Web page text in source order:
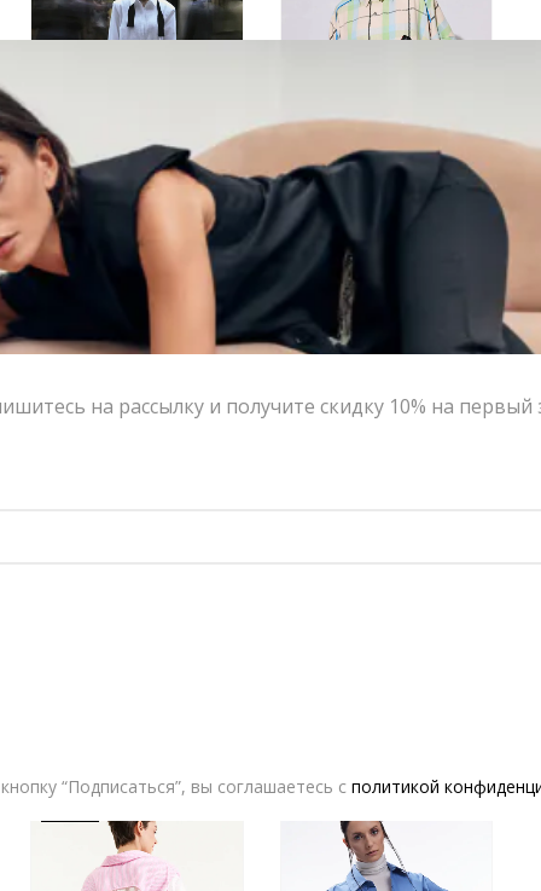
Рубашка Yana Besfamilnaya «Smoking» белого цвета | VERESK studio
27,700.00
24,930.00₽
26,000.00
на рассылку и получите скидку 10% на первый
“Подписаться”, вы соглашаетесь с политикой